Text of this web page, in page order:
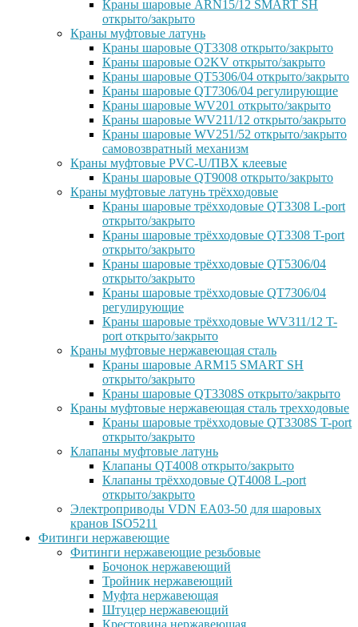
Краны шаровые ARN15/12 SMART SH
открыто/закрыто
Краны муфтовые латунь
Краны шаровые QT3308 открыто/закрыто
Краны шаровые O2KV открыто/закрыто
Краны шаровые QT5306/04 открыто/закрыто
Краны шаровые QT7306/04 регулирующие
Краны шаровые WV201 открыто/закрыто
Краны шаровые WV211/12 открыто/закрыто
Краны шаровые WV251/52 открыто/закрыто
самовозвратный механизм
Краны муфтовые PVC-U/ПВХ клеевые
Краны шаровые QT9008 открыто/закрыто
Краны муфтовые латунь трёхходовые
Краны шаровые трёхходовые QT3308 L-port
открыто/закрыто
Краны шаровые трёхходовые QT3308 T-port
открыто/закрыто
Краны шаровые трёхходовые QT5306/04
открыто/закрыто
Краны шаровые трёхходовые QT7306/04
регулирующие
Краны шаровые трёхходовые WV311/12 T-
port открыто/закрыто
Краны муфтовые нержавеющая сталь
Краны шаровые ARM15 SMART SH
открыто/закрыто
Краны шаровые QT3308S открыто/закрыто
Краны муфтовые нержавеющая сталь трехходовые
Краны шаровые трёхходовые QT3308S T-port
открыто/закрыто
Клапаны муфтовые латунь
Клапаны QT4008 открыто/закрыто
Клапаны трёхходовые QT4008 L-port
открыто/закрыто
Электроприводы VDN EA03-50 для шаровых
кранов ISO5211
Фитинги нержавеющие
Фитинги нержавеющие резьбовые
Бочонок нержавеющий
Тройник нержавеющий
Муфта нержавеющая
Штуцер нержавеющий
Крестовина нержавеющая